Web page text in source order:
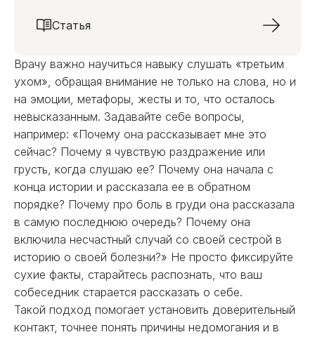
Статья
Врачу важно научиться навыку слушать «третьим
ухом», обращая внимание не только на слова, но и
на эмоции, метафоры, жесты и то, что осталось
невысказанным. Задавайте себе вопросы,
например: «Почему она рассказывает мне это
сейчас? Почему я чувствую раздражение или
грусть, когда слушаю ее? Почему она начала с
конца истории и рассказала ее в обратном
порядке? Почему про боль в груди она рассказала
в самую последнюю очередь? Почему она
включила несчастный случай со своей сестрой в
историю о своей болезни?» Не просто фиксируйте
сухие факты, старайтесь распознать, что ваш
собеседник старается рассказать о себе.
Такой подход помогает установить доверительный
контакт, точнее понять причины недомогания и в